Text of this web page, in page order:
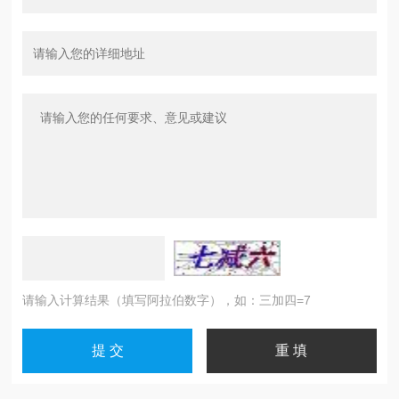
请输入计算结果（填写阿拉伯数字），如：三加四=7